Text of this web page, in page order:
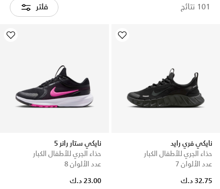
101 نتائج فلتر
نايكي فري رايد
حذاء الجري للأطفال الكبار
عدد الألوان 7
32.75 د.ك
نايكي ستار رانر 5
حذاء الجري للأطفال الكبار
عدد الألوان 8
23.00 د.ك